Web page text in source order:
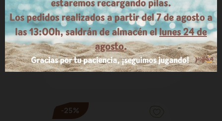
Sierra segura para cartón Makedo
9,10 €
-25%